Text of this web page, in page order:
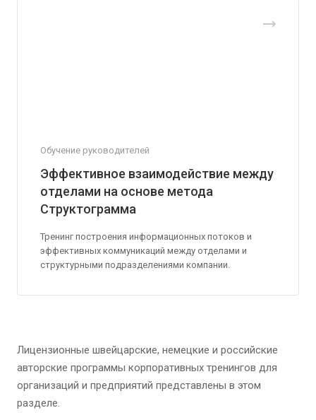
Обучение руководителей
Эффективное взаимодействие между
отделами на основе метода
Структограмма
Тренинг построения информационных потоков и
эффективных коммуникаций между отделами и
структурными подразделениями компании.
Лицензионные швейцарские, немецкие и российские
авторские программы корпоративных тренингов для
организаций и предприятий представлены в этом
разделе.